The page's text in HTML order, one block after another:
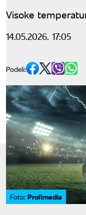
Visoke
14.05.2026. 17:05
Podeli:
Foto: Profimedia